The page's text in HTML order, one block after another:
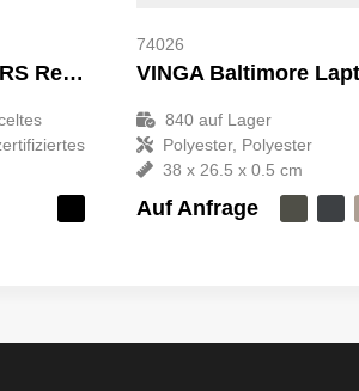
Rise Laptophülle GRS Recycelt 15,6"
74026
840 auf Lager
Polyester, Polyester
38 x 26.5 x 0.5 cm
Auf Anfrage